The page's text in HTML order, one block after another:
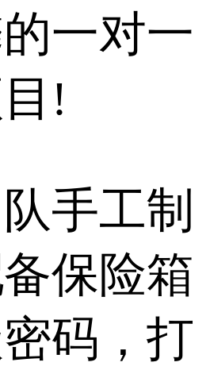
一对一
!
手工制
保险箱
码，打